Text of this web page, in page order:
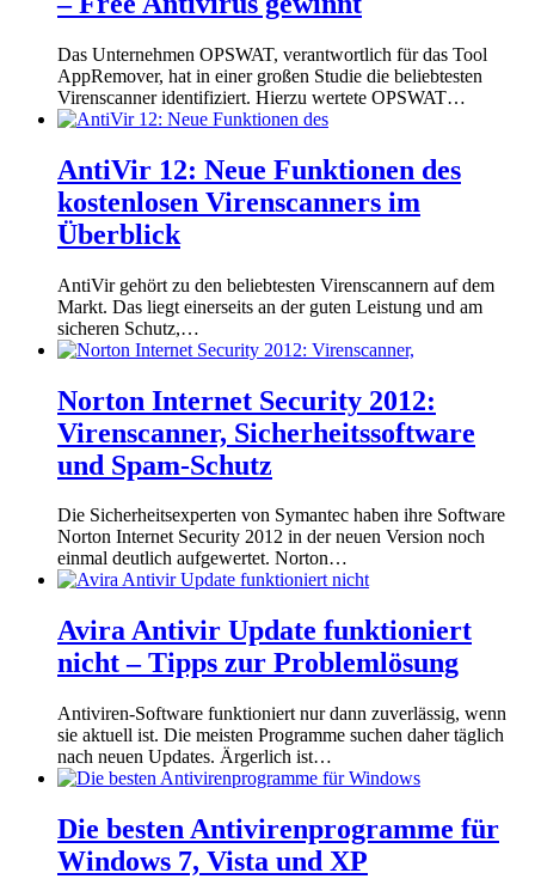
Das Unternehmen OPSWAT, verantwortlich für das Tool
AppRemover, hat in einer großen Studie die beliebtesten
Virenscanner identifiziert. Hierzu wertete OPSWAT…
AntiVir 12: Neue Funktionen des
kostenlosen Virenscanners im
Überblick
AntiVir gehört zu den beliebtesten Virenscannern auf dem
Markt. Das liegt einerseits an der guten Leistung und am
sicheren Schutz,…
Norton Internet Security 2012:
Virenscanner, Sicherheitssoftware
und Spam-Schutz
Die Sicherheitsexperten von Symantec haben ihre Software
Norton Internet Security 2012 in der neuen Version noch
einmal deutlich aufgewertet. Norton…
Avira Antivir Update funktioniert
nicht – Tipps zur Problemlösung
Antiviren-Software funktioniert nur dann zuverlässig, wenn
sie aktuell ist. Die meisten Programme suchen daher täglich
nach neuen Updates. Ärgerlich ist…
Die besten Antivirenprogramme für
Windows 7, Vista und XP